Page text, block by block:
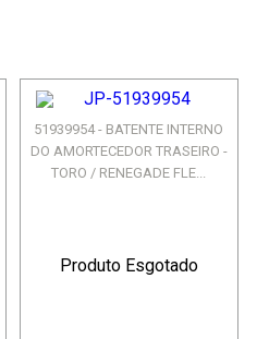
51939954 - BATENTE INTERNO
DO AMORTECEDOR TRASEIRO -
TORO / RENEGADE FLE...
Produto Esgotado